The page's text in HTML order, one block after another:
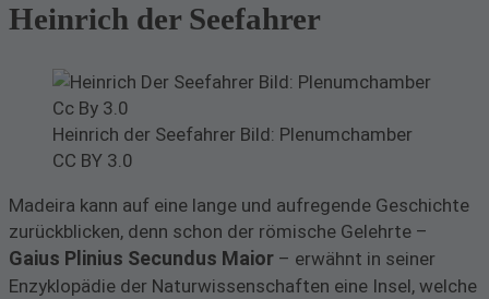
Heinrich der Seefahrer
Heinrich der Seefahrer Bild: Plenumchamber
CC BY 3.0
Madeira kann auf eine lange und aufregende Geschichte
zurückblicken, denn schon der römische Gelehrte –
Gaius Plinius Secundus Maior – erwähnt in seiner
Enzyklopädie der Naturwissenschaften eine Insel, welche